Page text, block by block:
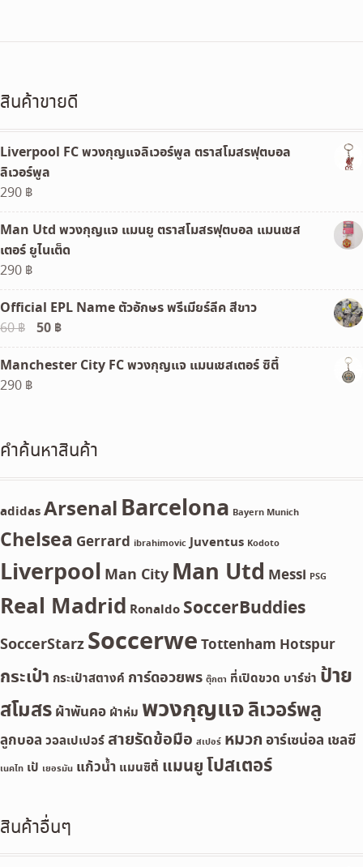
สินค้าขายดี
Liverpool FC พวงกุญแจลิเวอร์พูล ตราสโมสรฟุตบอล
ลิเวอร์พูล
290 ฿
Man Utd พวงกุญแจ แมนยู ตราสโมสรฟุตบอล แมนเชส
เตอร์ ยูไนเต็ด
290 ฿
Official EPL Name ตัวอักษร พรีเมียร์ลีค สีขาว
60฿
Original
price
was:
60 ฿.
50 ฿Current
price
is:
Manchester City FC พวงกุญแจ แมนเชสเตอร์ ซิตี้
290 ฿
คำค้นหาสินค้า
adidasArsenalBarcelona Bayern Munich
Chelsea Gerrard ibrahimovic Juventus Kodoto
Liverpool Man City Man Utd Messi PSG
Real Madrid Ronaldo SoccerBuddies
SoccerStarzSoccerwe Tottenham Hotspur
กระเป๋า กระเป๋าสตางค์ การ์ดอวยพร ตุ๊กตา ที่เปิดขวด บาร์ซ่า ป้าย
สโมสร ผ้าพันคอ ผ้าห่ม พวงกุญแจลิเวอร์พลู
ลูกบอล วอลเปเปอร์สายรัดข้อมือ สเปอร์ หมวก อาร์เซน่อล เชลซี
เนคไท เป้ เยอรมัน แก้วน้ำ แมนซิตี้ แมนยูโปสเตอร์
สินค้าอื่นๆ